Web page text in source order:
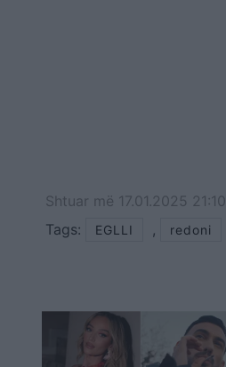
Shtuar më 17.01.2025 21:10
Tags:
EGLLI , redoni